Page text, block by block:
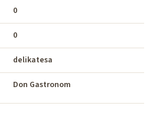
0
0
delikatesa
Don Gastronom